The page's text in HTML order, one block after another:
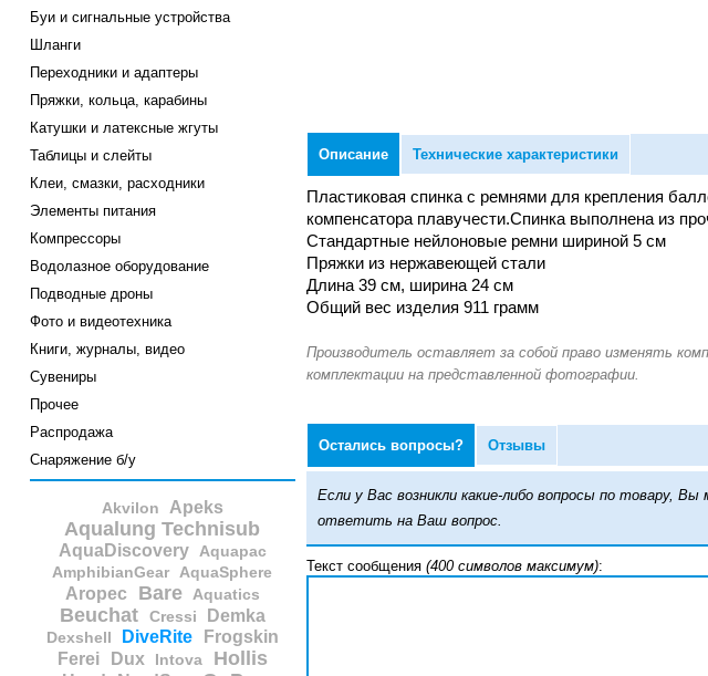
Буи и сигнальные устройства
Шланги
Переходники и адаптеры
Пряжки, кольца, карабины
Катушки и латексные жгуты
Таблицы и слейты
Клеи, смазки, расходники
Элементы питания
Компрессоры
Водолазное оборудование
Подводные дроны
Фото и видеотехника
Книги, журналы, видео
Сувениры
Прочее
Распродажа
Снаряжение б/у
Akvilon Apeks
Aqualung Technisub
AquaDiscovery Aquapac
AmphibianGear AquaSphere
Aropec Bare Aquatics
Beuchat Cressi Demka
Dexshell DiveRite
Frogskin
Ferei
Dux Intova Hollis
Описание Технические характеристики
Пластиковая спинка с ремнями для крепления
компенсатора плавучести.Спинка выполнена из
Стандартные нейлоновые ремни шириной 5 см
Пряжки из нержавеющей стали
Длина 39 см, ширина 24 см
Общий вес изделия 911 грамм
Остались вопросы? Отзывы
Если у Вас возникли какие-либо вопросы по товару,
ответить на Ваш вопрос.
Текст сообщения (400 символов максимум):